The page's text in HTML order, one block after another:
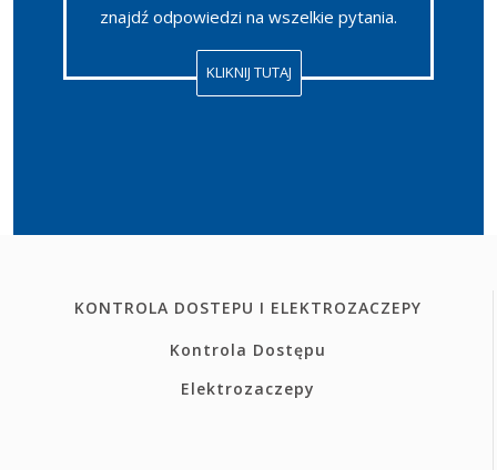
znajdź odpowiedzi na wszelkie pytania.
KLIKNIJ TUTAJ
KONTROLA DOSTEPU I ELEKTROZACZEPY
Kontrola Dostępu
Elektrozaczepy